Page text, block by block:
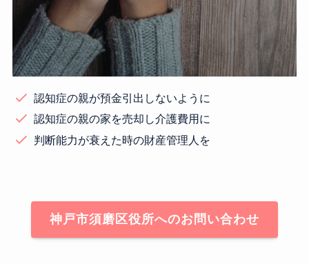
認知症の親が預金引出しないように
認知症の親の家を売却し介護費用に
判断能力が衰えた時の財産管理人を
神戸市須磨区役所へのお問い合わせ